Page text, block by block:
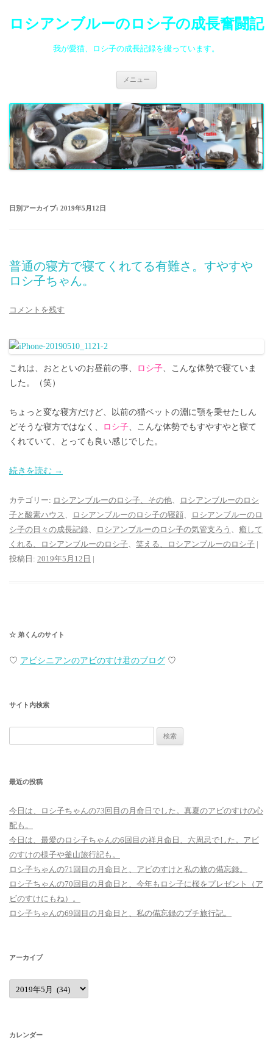
ロシアンブルーのロシ子の成長奮闘記
我が愛猫、ロシ子の成長記録を綴っています。
メニュー
ツ
へ
ス
キ
ッ
プ
日別アーカイブ: 2019年5月12日
普通の寝方で寝てくれてる有難さ。すやすや
ロシ子ちゃん。
コメントを残す
これは、おとといのお昼前の事、 ロシ子 、こんな体勢で寝ていま
した。（笑）
ちょっと変な寝方だけど、以前の猫ベットの淵に顎を乗せたしん
どそうな寝方ではなく、
ロシ子 、こんな体勢でもすやすやと寝て
くれていて、とっても良い感じでした。
続きを読む →
カテゴリー: ロシアンブルーのロシ子、その他
ロシアンブルーのロシ
子と酸素ハウス
ロシアンブルーのロシ子の寝顔
ロシアンブルーのロ
シ子の日々の成長記録
ロシアンブルーのロシ子の気管支ろう
癒して
くれる、ロシアンブルーのロシ子
笑える、ロシアンブルーのロシ子 |
投稿日: 2019年5月12日 |
☆ 弟くんのサイト
♡ アビシニアンのアビのすけ君のブログ ♡
サイト内検索
索:
最近の投稿
今日は、ロシ子ちゃんの73回目の月命日でした。真夏のアビのすけの心
配も。
今日は、最愛のロシ子ちゃんの6回目の祥月命日、六周忌でした。アビ
のすけの様子や釜山旅行記も。
ロシ子ちゃんの71回目の月命日と、アビのすけと私の旅の備忘録。
ロシ子ちゃんの70回目の月命日と、今年もロシ子に桜をプレゼント（ア
ビのすけにもね）。
ロシ子ちゃんの69回目の月命日と、私の備忘録のプチ旅行記。
アーカイブ
ア
ー
カ
カレンダー